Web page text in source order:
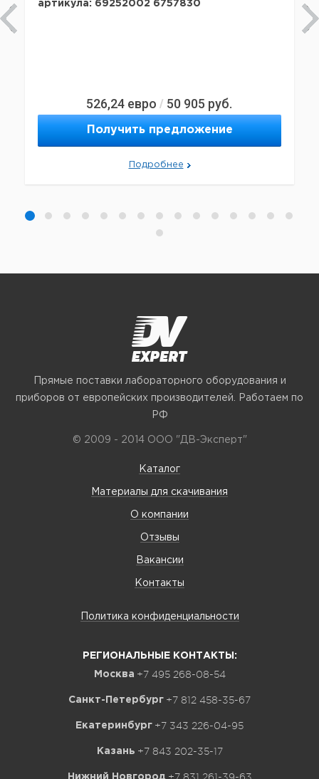
артикула: 69252002 6757830
526,24 евро / 50 905 руб.
Получить предложение
Подробнее
Прямые поставки лабораторного оборудования и
приборов от европейских производителей. Работаем по
РФ
© 2009 - 2014 ООО "ДВ-Эксперт"
Каталог
Материалы для скачивания
О компании
Отзывы
Вакансии
Контакты
Политика конфиденциальности
РЕГИОНАЛЬНЫЕ КОНТАКТЫ:
Москва +7 495 268-08-54
Санкт-Петербург +7 812 458-35-67
Екатеринбург +7 343 226-04-95
Казань +7 843 202-35-17
Нижний Новгород